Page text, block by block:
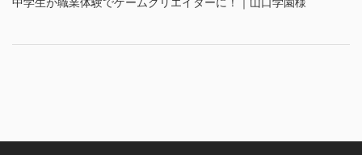
中学生が職業体験でゲームクリエイターに！｜山口学園様